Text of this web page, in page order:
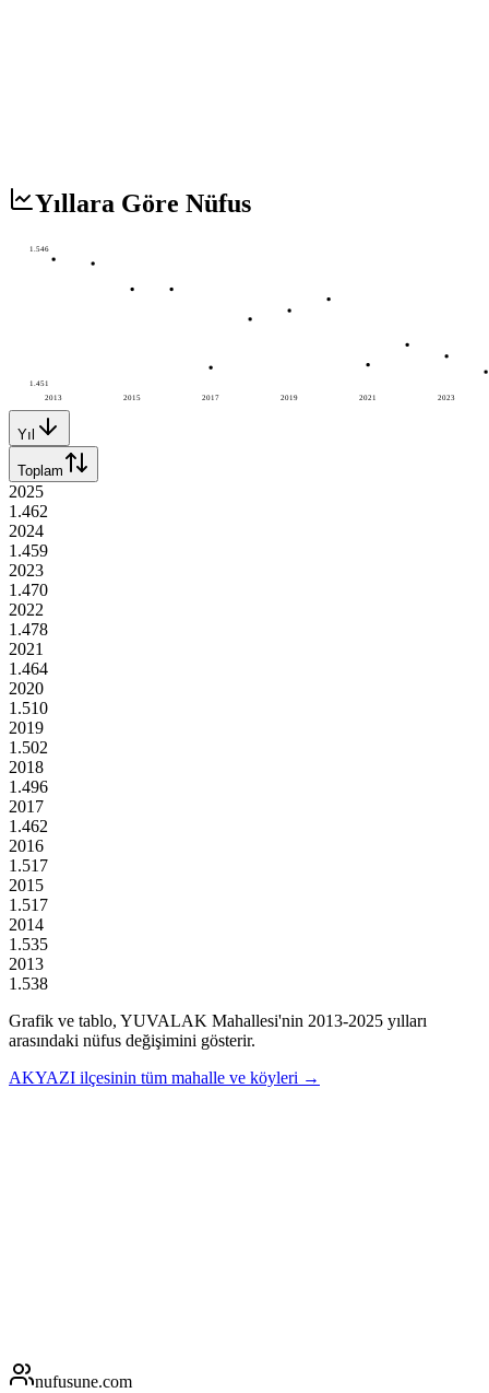
Yıllara Göre Nüfus
2013 2015 2017 2019 2021 2023
1.546
1.451
Yıl
Toplam
2025
1.462
2024
1.459
2023
1.470
2022
1.478
2021
1.464
2020
1.510
2019
1.502
2018
1.496
2017
1.462
2016
1.517
2015
1.517
2014
1.535
2013
1.538
Grafik ve tablo, YUVALAK Mahallesi'nin 2013-2025 yılları
arasındaki nüfus değişimini gösterir.
AKYAZI ilçesinin tüm mahalle ve köyleri →
nufusune.com